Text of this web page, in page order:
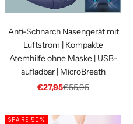
Anti-Schnarch Nasengerät mit
Luftstrom | Kompakte
Atemhilfe ohne Maske | USB-
aufladbar | MicroBreath
Angebot
€27,95Regulärer Preis
€55,95
SPARE 50%